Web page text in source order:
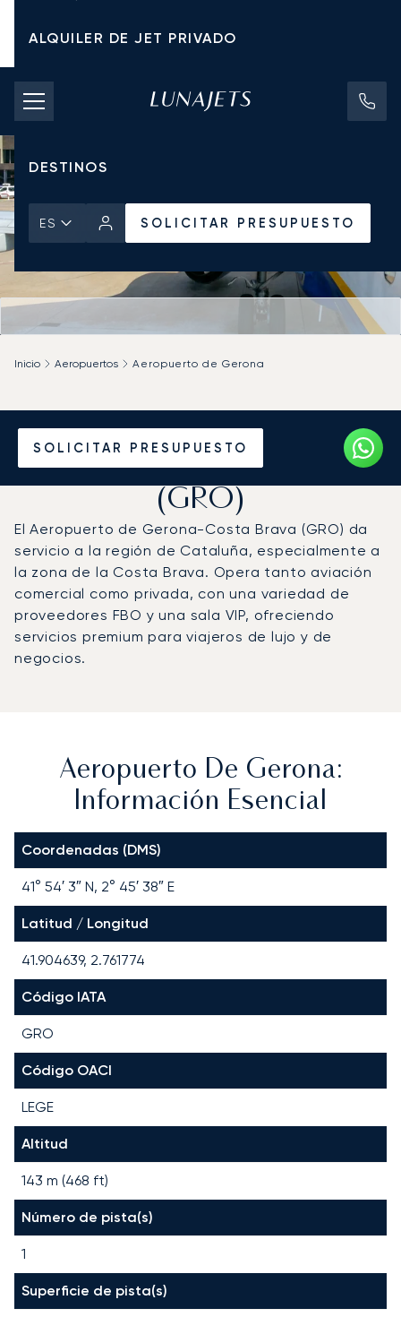
ALQUILER DE JET PRIVADO
TARIFAS DE CHÁRTER
JETS PRIVADOS
DESTINOS
ES SOLICITAR PRESUPUESTO
SOLICITAR PRESUPUESTO
Inicio Aeropuertos Aeropuerto de Gerona
Vuele en Jet Privado al
Aeropuerto de Gerona
(GRO)
El Aeropuerto de Gerona-Costa Brava (GRO) da
servicio a la región de Cataluña, especialmente a
la zona de la Costa Brava. Opera tanto aviación
comercial como privada, con una variedad de
proveedores FBO y una sala VIP, ofreciendo
servicios premium para viajeros de lujo y de
negocios.
Aeropuerto De Gerona:
Información Esencial
Coordenadas (DMS)
41° 54′ 3″ N, 2° 45′ 38″ E
Latitud / Longitud
41.904639, 2.761774
Código IATA
GRO
Código OACI
LEGE
Altitud
143 m (468 ft)
Número de pista(s)
1
Superficie de pista(s)